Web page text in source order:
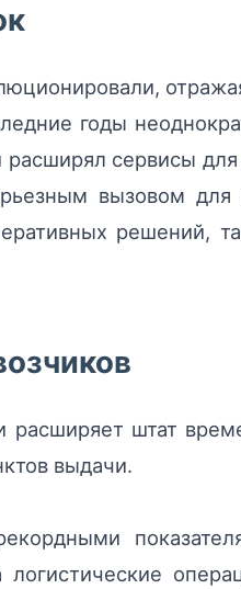
годы
сервисы для
вызовом для
решений,
штат
выдачи.